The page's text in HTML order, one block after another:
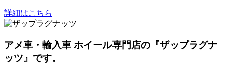
詳細はこちら
アメ車・輸入車 ホイール専門店の『ザップラグナ
ッツ』です。